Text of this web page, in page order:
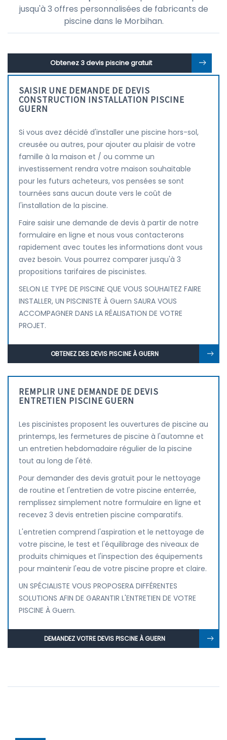
jusqu'à 3 offres personnalisées de fabricants de
piscine dans le Morbihan.
Obtenez 3 devis piscine gratuit
SAISIR UNE DEMANDE DE DEVIS
CONSTRUCTION INSTALLATION PISCINE
GUERN
Si vous avez décidé d'installer une piscine hors-sol,
creusée ou autres, pour ajouter au plaisir de votre
famille à la maison et / ou comme un
investissement rendra votre maison souhaitable
pour les futurs acheteurs, vos pensées se sont
tournées sans aucun doute vers le coût de
l'installation de la piscine.
Faire saisir une demande de devis à partir de notre
formulaire en ligne et nous vous contacterons
rapidement avec toutes les informations dont vous
avez besoin. Vous pourrez comparer jusqu'à 3
propositions tarifaires de piscinistes.
SELON LE TYPE DE PISCINE QUE VOUS SOUHAITEZ FAIRE
INSTALLER, UN PISCINISTE À Guern SAURA VOUS
ACCOMPAGNER DANS LA RÉALISATION DE VOTRE
PROJET.
OBTENEZ DES DEVIS PISCINE À GUERN
REMPLIR UNE DEMANDE DE DEVIS
ENTRETIEN PISCINE GUERN
Les piscinistes proposent les ouvertures de piscine au
printemps, les fermetures de piscine à l'automne et
un entretien hebdomadaire régulier de la piscine
tout au long de l'été.
Pour demander des devis gratuit pour le nettoyage
de routine et l'entretien de votre piscine enterrée,
remplissez simplement notre formulaire en ligne et
recevez 3 devis entretien piscine comparatifs.
L'entretien comprend l'aspiration et le nettoyage de
votre piscine, le test et l'équilibrage des niveaux de
produits chimiques et l'inspection des équipements
pour maintenir l'eau de votre piscine propre et claire.
UN SPÉCIALISTE VOUS PROPOSERA DIFFÉRENTES
SOLUTIONS AFIN DE GARANTIR L'ENTRETIEN DE VOTRE
PISCINE À Guern.
DEMANDEZ VOTRE DEVIS PISCINE À GUERN